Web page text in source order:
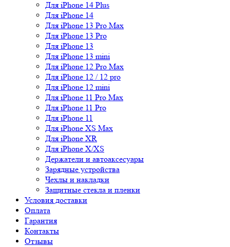
Для iPhone 14 Plus
Для iPhone 14
Для iPhone 13 Pro Max
Для iPhone 13 Pro
Для iPhone 13
Для iPhone 13 mini
Для iPhone 12 Pro Max
Для iPhone 12 / 12 pro
Для iPhone 12 mini
Для iPhone 11 Pro Max
Для iPhone 11 Pro
Для iPhone 11
Для iPhone XS Max
Для iPhone XR
Для iPhone X/XS
Держатели и автоаксесуары
Зарядные устройства
Чехлы и накладки
Защитные стекла и пленки
Условия доставки
Оплата
Гарантия
Контакты
Отзывы